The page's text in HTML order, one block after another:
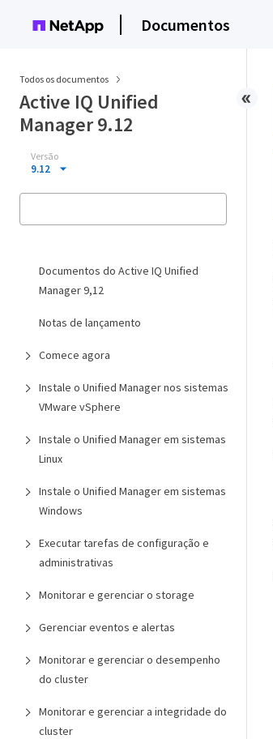
Documentos
Todos os documentos
Active IQ Unified
Manager 9.12
Versão
9.12
Documentos do Active IQ Unified
Manager 9,12
Notas de lançamento
Comece agora
Instale o Unified Manager nos sistemas
VMware vSphere
Instale o Unified Manager em sistemas
Linux
Instale o Unified Manager em sistemas
Windows
Executar tarefas de configuração e
administrativas
Monitorar e gerenciar o storage
Gerenciar eventos e alertas
Monitorar e gerenciar o desempenho
do cluster
Monitorar e gerenciar a integridade do
cluster